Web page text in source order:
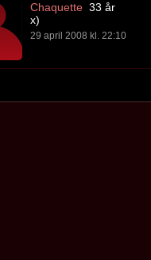
Chaquette 33 år
x)
29 april 2008 kl. 22:10